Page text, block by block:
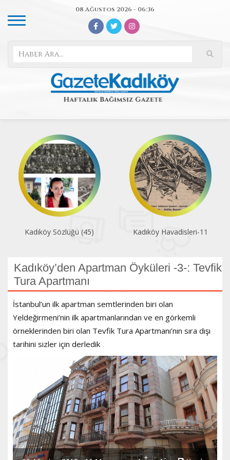
08 Ağustos 2026 - 06:36
Kadıköy Havadisleri-11 Kadıköy Havadisleri (10)
Kadıköy’den Apartman Öyküleri -3-: Tevfik
Tura Apartmanı
İstanbul’un ilk apartman semtlerinden biri olan
Yeldeğirmeni’nin ilk apartmanlarından ve en görkemli
örneklerinden biri olan Tevfik Tura Apartmanı’nın sıra dışı
tarihini sizler için derledik
+ -